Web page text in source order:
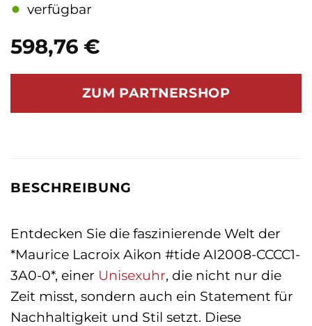
598,76 €
verfügbar
ZUM PARTNERSHOP
BESCHREIBUNG
Entdecken Sie die faszinierende Welt der
*Maurice Lacroix Aikon #tide AI2008-CCCC1-
3A0-0*, einer Unisexuhr, die nicht nur die
Zeit misst, sondern auch ein Statement für
Nachhaltigkeit und Stil setzt. Diese